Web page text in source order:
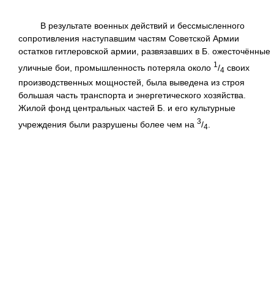
В результате военных действий и бессмысленного
сопротивления наступавшим частям Советской Армии
остатков гитлеровской армии, развязавших в Б. ожесточённые
уличные бои, промышленность потеряла около 1 /4 своих
производственных мощностей, была выведена из строя
большая часть транспорта и энергетического хозяйства.
Жилой фонд центральных частей Б. и его культурные
учреждения были разрушены более чем на 3/4